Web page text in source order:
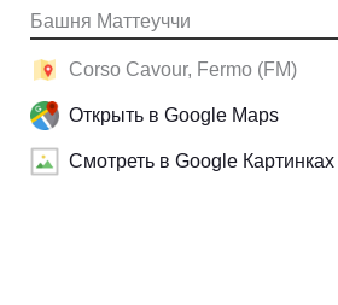
Башня Маттеуччи
Corso Cavour, Fermo (FM)
Открыть в Google Maps
Смотреть в Google Картинках